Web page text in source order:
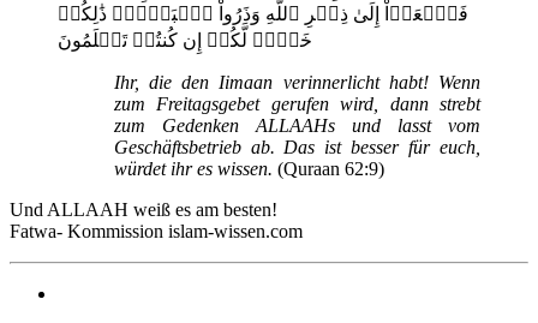
فَٱسۡعَوۡاْ إِلَىٰ ذِكۡرِ ٱللَّهِ وَذَرُواْ ٱلۡبَيۡعَۚ ذَٰلِكُمۡ
خَيۡرٞ لَّكُمۡ إِن كُنتُمۡ تَعۡلَمُونَ
Ihr, die den Iimaan verinnerlicht habt! Wenn
zum Freitagsgebet gerufen wird, dann strebt
zum Gedenken ALLAAHs und lasst vom
Geschäftsbetrieb ab. Das ist besser für euch,
würdet ihr es wissen. (Quraan 62:9)
Und ALLAAH weiß es am besten!
Fatwa- Kommission islam-wissen.com